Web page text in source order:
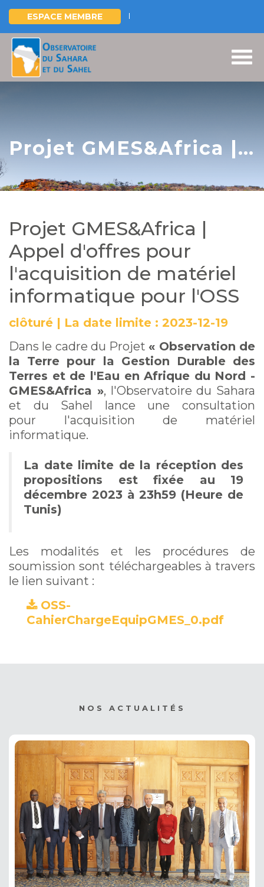
Aller
contenu
ESPACE MEMBRE
Projet GMES&Africa |
l'acquisition de
matériel informatique
pour l'OSS
Projet GMES&Africa |
Appel d'offres pour
l'acquisition de matériel
informatique pour l'OSS
clôturé | La date limite : 2023-12-19
Dans le cadre du Projet « Observation de
la Terre pour la Gestion Durable des
Terres et de l'Eau en Afrique du Nord -
GMES&Africa », l'Observatoire du Sahara
et du Sahel lance une consultation
pour l'acquisition de matériel
informatique.
La date limite de la réception des
propositions est fixée au 19
décembre 2023 à 23h59 (Heure de
Tunis)
Les modalités et les procédures de
soumission sont téléchargeables à travers
le lien suivant :
OSS-
CahierChargeEquipGMES_0.pdf
NOS ACTUALITÉS